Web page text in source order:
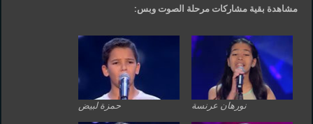
مشاهدة بقية مشاركات مرحلة الصوت وبس:
نورهان عرنسة حمزة لبيض